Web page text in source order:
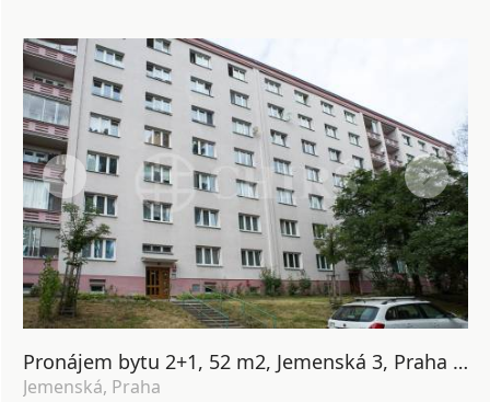
Pronájem bytu 2+1, 52 m2, Jemenská 3, Praha 6 - Vokovice
Jemenská, Praha